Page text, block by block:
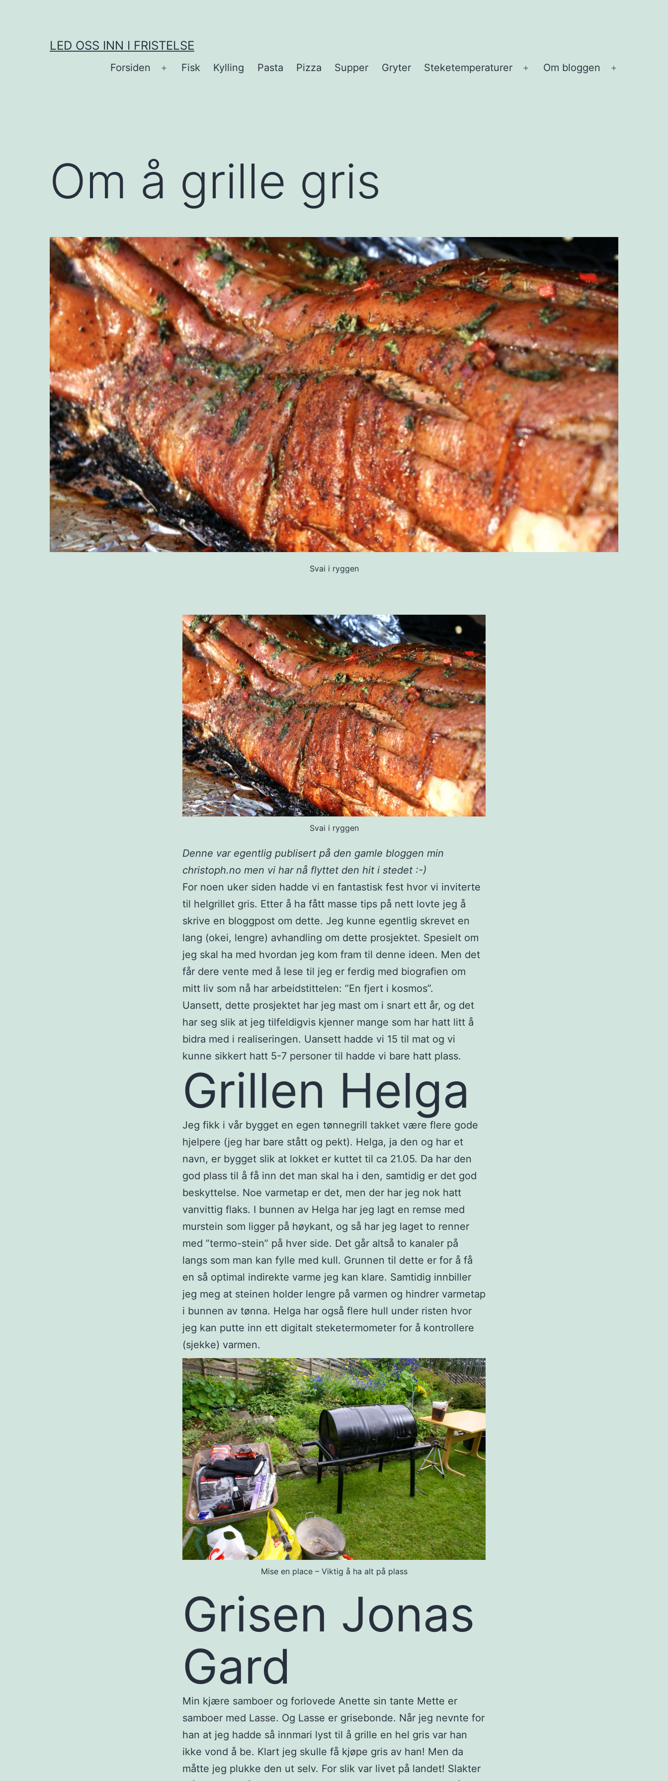
LED OSS INN I FRISTELSE
Forsiden
Open
Fisk Kylling Pasta Pizza Supper Gryter Steketemperaturer
Open
Om bloggen
Om å grille gris
Svai i ryggen
Svai i ryggen
Denne var egentlig publisert på den gamle bloggen min
christoph.no men vi har nå flyttet den hit i stedet :-)
For noen uker siden hadde vi en fantastisk fest hvor vi inviterte
til helgrillet gris. Etter å ha fått masse tips på nett lovte jeg å
skrive en bloggpost om dette. Jeg kunne egentlig skrevet en
lang (okei, lengre) avhandling om dette prosjektet. Spesielt om
jeg skal ha med hvordan jeg kom fram til denne ideen. Men det
får dere vente med å lese til jeg er ferdig med biografien om
mitt liv som nå har arbeidstittelen: ”En fjert i kosmos”.
Uansett, dette prosjektet har jeg mast om i snart ett år, og det
har seg slik at jeg tilfeldigvis kjenner mange som har hatt litt å
bidra med i realiseringen. Uansett hadde vi 15 til mat og vi
kunne sikkert hatt 5-7 personer til hadde vi bare hatt plass.
Grillen Helga
Jeg fikk i vår bygget en egen tønnegrill takket være flere gode
hjelpere (jeg har bare stått og pekt). Helga, ja den og har et
navn, er bygget slik at lokket er kuttet til ca 21.05. Da har den
god plass til å få inn det man skal ha i den, samtidig er det god
beskyttelse. Noe varmetap er det, men der har jeg nok hatt
vanvittig flaks. I bunnen av Helga har jeg lagt en remse med
murstein som ligger på høykant, og så har jeg laget to renner
med ”termo-stein” på hver side. Det går altså to kanaler på
langs som man kan fylle med kull. Grunnen til dette er for å få
en så optimal indirekte varme jeg kan klare. Samtidig innbiller
jeg meg at steinen holder lengre på varmen og hindrer varmetap
i bunnen av tønna. Helga har også flere hull under risten hvor
jeg kan putte inn ett digitalt steketermometer for å kontrollere
(sjekke) varmen.
Mise en place – Viktig å ha alt på plass
Grisen Jonas
Gard
Min kjære samboer og forlovede Anette sin tante Mette er
samboer med Lasse. Og Lasse er grisebonde. Når jeg nevnte for
han at jeg hadde så innmari lyst til å grille en hel gris var han
ikke vond å be. Klart jeg skulle få kjøpe gris av han! Men da
måtte jeg plukke den ut selv. For slik var livet på landet! Slakter